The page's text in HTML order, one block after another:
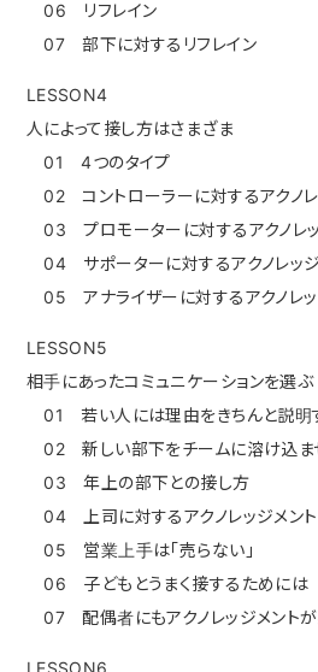
06 リフレイン
07 部下に対するリフレイン
LESSON4
人によって接し方はさまざま
01 4つのタイプ
02 コントローラーに対するアクノレ
03 プロモーターに対するアクノレッ
04 サポーターに対するアクノレッジ
05 アナライザーに対するアクノレッ
LESSON5
相手にあったコミュニケーションを選ぶ
01 若い人には理由をきちんと説明
02 新しい部下をチームに溶け込ま
03 年上の部下との接し方
04 上司に対するアクノレッジメント
05 営業上手は「売らない」
06 子どもとうまく接するためには
07 配偶者にもアクノレッジメント